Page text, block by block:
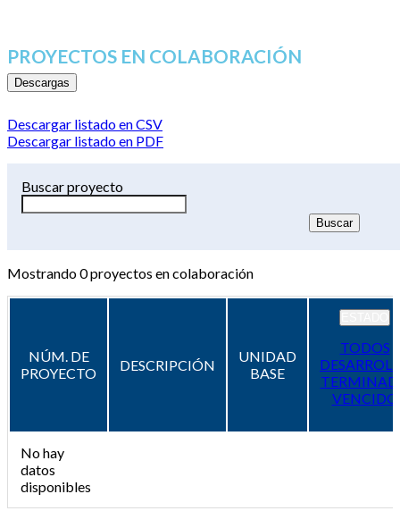
PROYECTOS EN COLABORACIÓN
Descargas
Descargar listado en CSV
Descargar listado en PDF
Buscar proyecto
Mostrando0proyectos en colaboración
NÚM. DE
PROYECTO
DESCRIPCIÓN
UNIDAD
BASE
TODOS
VENCIDO
No hay
datos
disponibles